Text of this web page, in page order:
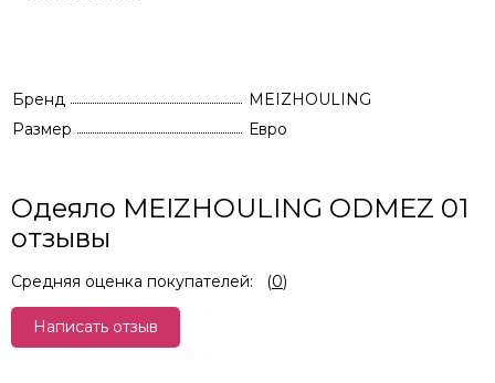
Бренд
MEIZHOULING
Размер
Евро
Одеяло MEIZHOULING ODMEZ 01
отзывы
Средняя оценка покупателей: (0)
Написать отзыв